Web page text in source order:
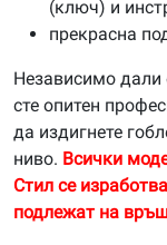
(ключ) и
прекрасна
Независимо дали
сте опитен
да издигнете
ниво. Всички
Стил се
подлежат на